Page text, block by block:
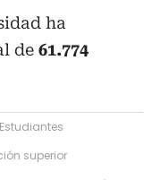
ha
de 61.774
Estudiantes
superior